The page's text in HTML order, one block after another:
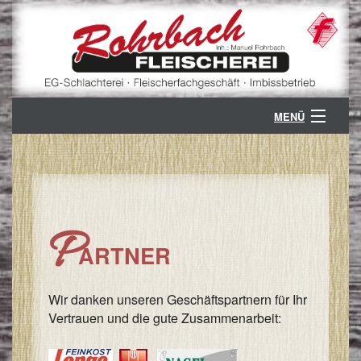
MENÜ
ÜBER UNS
/
/
/
PARTNER
PARTNER
Wir danken unseren Geschäftspartnern für Ihr
Vertrauen und die gute Zusammenarbeit: